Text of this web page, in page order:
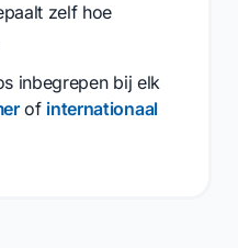
zelf hoe
inbegrepen bij elk
of internationaal